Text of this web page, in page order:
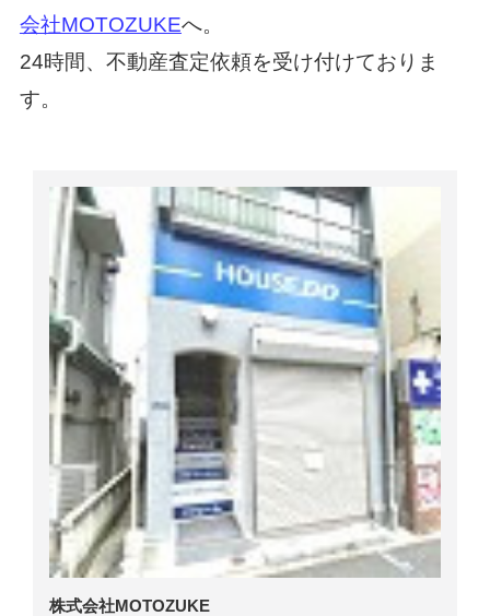
会社MOTOZUKEへ。
24時間、不動産査定依頼を受け付けておりま
す。
株式会社MOTOZUKE